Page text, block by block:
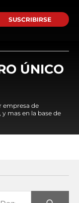
SUSCRIBIRSE
ÚNICO
empresa de
mas en la base de